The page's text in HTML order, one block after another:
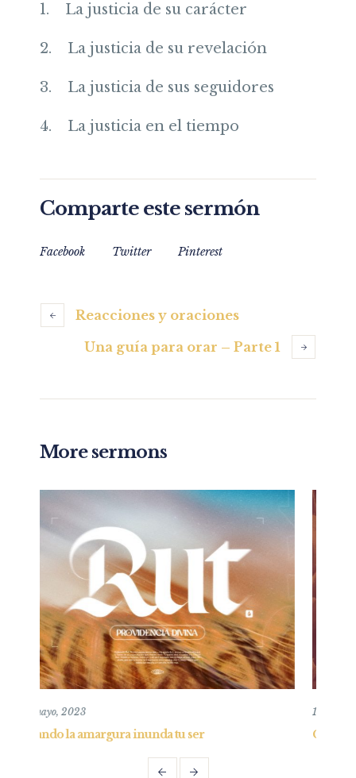
1. La justicia de su carácter
2. La justicia de su revelación
3. La justicia de sus seguidores
4. La justicia en el tiempo
Comparte este sermón
Facebook Twitter Pinterest
Reacciones y oraciones
Una guía para orar – Parte 1
More sermons
Confianza en la oscuridad y consejo al